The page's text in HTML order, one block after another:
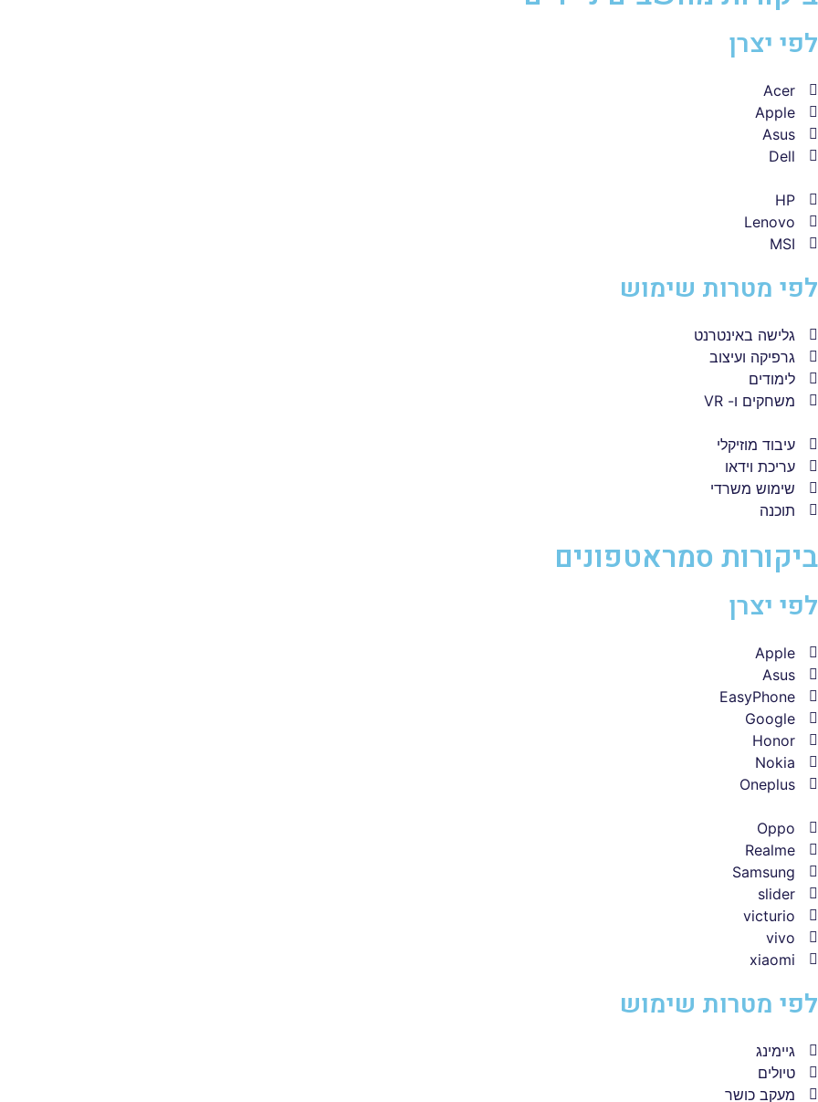
לפי יצרן
Acer
Apple
Asus
Dell
HP
Lenovo
MSI
לפי מטרות שימוש
גלישה באינטרנט
גרפיקה ועיצוב
לימודים
משחקים ו- VR
עיבוד מוזיקלי
עריכת וידאו
שימוש משרדי
תוכנה
ביקורות סמראטפונים
לפי יצרן
Apple
Asus
EasyPhone
Google
Honor
Nokia
Oneplus
Oppo
Realme
Samsung
slider
victurio
vivo
xiaomi
לפי מטרות שימוש
גיימינג
טיולים
מעקב כושר